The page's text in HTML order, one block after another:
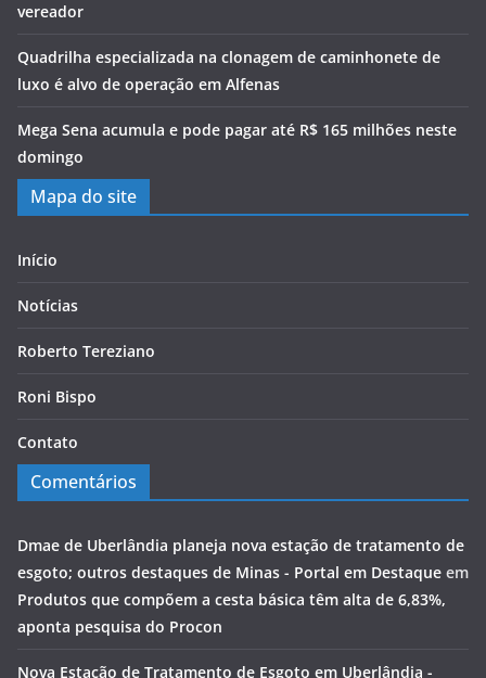
vereador
Quadrilha especializada na clonagem de caminhonete de
luxo é alvo de operação em Alfenas
Mega Sena acumula e pode pagar até R$ 165 milhões neste
domingo
Mapa do site
Início
Notícias
Roberto Tereziano
Roni Bispo
Contato
Comentários
Dmae de Uberlândia planeja nova estação de tratamento de
esgoto; outros destaques de Minas - Portal em Destaque em
Produtos que compõem a cesta básica têm alta de 6,83%,
aponta pesquisa do Procon
Nova Estação de Tratamento de Esgoto em Uberlândia -